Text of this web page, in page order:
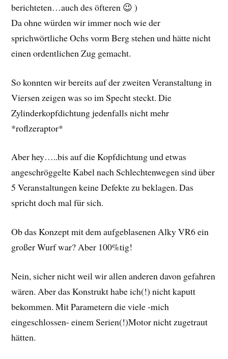
berichteten…auch des öfteren 😉 )
Da ohne würden wir immer noch wie der
sprichwörtliche Ochs vorm Berg stehen und hätte nicht
einen ordentlichen Zug gemacht.
So konnten wir bereits auf der zweiten Veranstaltung in
Viersen zeigen was so im Specht steckt. Die
Zylinderkopfdichtung jedenfalls nicht mehr
*roflzeraptor*
Aber hey…..bis auf die Kopfdichtung und etwas
angeschröggelte Kabel nach Schlechtenwegen sind über
5 Veranstaltungen keine Defekte zu beklagen. Das
spricht doch mal für sich.
Ob das Konzept mit dem aufgeblasenen Alky VR6 ein
großer Wurf war? Aber 100%tig!
Nein, sicher nicht weil wir allen anderen davon gefahren
wären. Aber das Konstrukt habe ich(!) nicht kaputt
bekommen. Mit Parametern die viele -mich
eingeschlossen- einem Serien(!)Motor nicht zugetraut
hätten.